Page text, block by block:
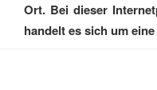
Ort. Bei dieser
handelt es sich um